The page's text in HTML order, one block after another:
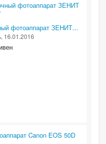
фотоаппарат ЗЕНИТ...
, 16.01.2016